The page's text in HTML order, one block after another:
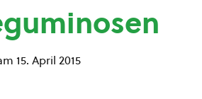
15. April 2015